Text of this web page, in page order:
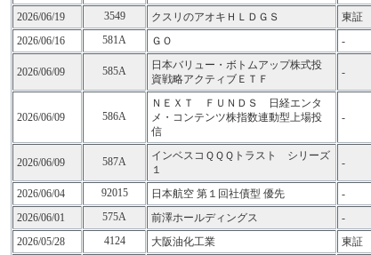
2026/06/19
3549 クスリのアオキＨＬＤＧＳ 東証
2026/06/16
581A ＧＯ -
2026/06/09 585A
日本バリュー・ボトムアップ株式投
資戦略アクティブＥＴＦ
-
2026/06/09 586A
ＮＥＸＴ ＦＵＮＤＳ 日経エンタ
メ・コンテンツ株指数連動型上場投
信
-
2026/06/09 587A
インベスコＱＱＱトラスト シリーズ
１
-
2026/06/04 92015 日本航空 第１回社債型 優先 -
2026/06/01
575A 前澤ホールディングス -
2026/05/28
4124 大阪油化工業 東証